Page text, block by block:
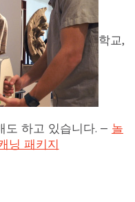
학교,
도 하고 있습니다. — 놀
닝 패키지